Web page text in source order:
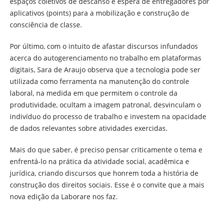
aplicativos (points) para a mobilização e construção de
consciência de classe.
Por último, com o intuito de afastar discursos infundados
acerca do autogerenciamento no trabalho em plataformas
digitais, Sara de Araujo observa que a tecnologia pode ser
utilizada como ferramenta na manutenção do controle
laboral, na medida em que permitem o controle da
produtividade, ocultam a imagem patronal, desvinculam o
indivíduo do processo de trabalho e investem na opacidade
de dados relevantes sobre atividades exercidas.
Mais do que saber, é preciso pensar criticamente o tema e
enfrentá-lo na prática da atividade social, acadêmica e
jurídica, criando discursos que honrem toda a história de
construção dos direitos sociais. Esse é o convite que a mais
nova edição da Laborare nos faz.